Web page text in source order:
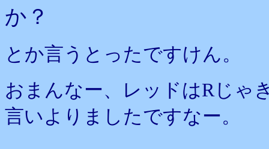
か？
とか言うとったですけん。
おまんなー、レッドはRじゃ
言いよりましたですなー。